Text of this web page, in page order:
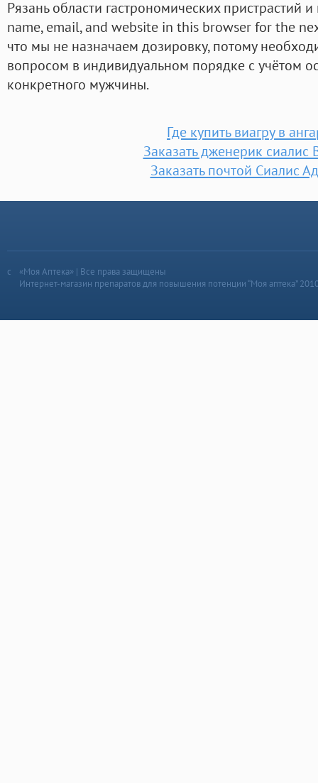
Рязань области гастрономических пристрастий
name, email, and website in this browser for the
что мы не назначаем дозировку, потому
вопросом в индивидуальном порядке с учётом
конкретного мужчины.
Где купить виагру в
Заказать дженерик сиалис
Заказать почтой Сиалис
«Моя Аптека» | Все права защищены
Интернет-магазин препаратов для повышения потенции “Моя аптека”